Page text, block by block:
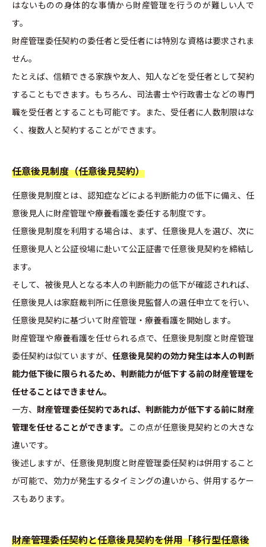
はないものの身体的な事情から財産管理を行うのが難しい人で
す。
財産管理委任契約の委任者と受任者には特別な資格は要求されま
せん。
たとえば、信頼できる家族や友人、知人などを受任者として契約
することもできます。もちろん、司法書士や行政書士などの専門
職を受任者とすることも可能です。また、受任者に人数制限はな
く、複数人と契約することができます。
任意後見制度（任意後見契約）
任意後見制度とは、認知症などによる判断能力の低下に備え、任
意後見人に財産管理や療養看護を委任する制度です。
任意後見制度を利用する場合は、まず、任意後見人を選び、次に
任意後見人と公証役場に赴いて公正証書で任意後見契約を締結し
ます。
そして、被後見人となる本人の判断能力の低下が確認されれば、
任意後見人は家庭裁判所に任意後見監督人の選任申立てを行い、
任意後見契約に基づいて財産管理・療養看護を開始します。
財産管理や療養看護を任せられる点で、任意後見制度と財産管理
委任契約は似ていますが、 任意後見契約の効力発生は本人の判断
能力低下後に限られるため、判断能力が低下する前の財産管理を
任せることはできません。
一方、財産管理委任契約であれば、判断能力が低下する前に財産
管理を任せることができます。 この点が任意後見契約との大きな
違いです。
後述しますが、任意後見制度と財産管理委任契約は併用すること
が可能で、効力が発生するタイミングの違いから、併用するケー
スもあります。
財産管理委任契約と任意後見契約を併用「移行型任意後